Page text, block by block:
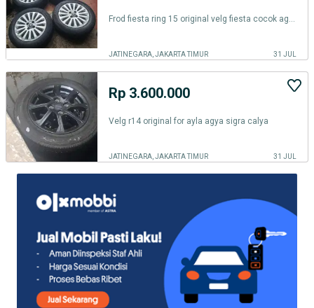
JATINEGARA, JAKARTA TIMUR 31 JUL
Rp 3.600.000
Velg r14 original for ayla agya sigra calya
JATINEGARA, JAKARTA TIMUR 31 JUL